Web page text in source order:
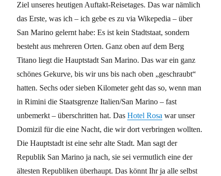
Ziel unseres heutigen Auftakt-Reisetages. Das war nämlich
das Erste, was ich – ich gebe es zu via Wikepedia – über
San Marino gelernt habe: Es ist kein Stadtstaat, sondern
besteht aus mehreren Orten. Ganz oben auf dem Berg
Titano liegt die Hauptstadt San Marino. Das war ein ganz
schönes Gekurve, bis wir uns bis nach oben „geschraubt“
hatten. Sechs oder sieben Kilometer geht das so, wenn man
in Rimini die Staatsgrenze Italien/San Marino – fast
unbemerkt – überschritten hat. DasHotel Rosa war unser
Domizil für die eine Nacht, die wir dort verbringen wollten.
Die Hauptstadt ist eine sehr alte Stadt. Man sagt der
Republik San Marino ja nach, sie sei vermutlich eine der
ältesten Republiken überhaupt. Das könnt Ihr ja alle selbst